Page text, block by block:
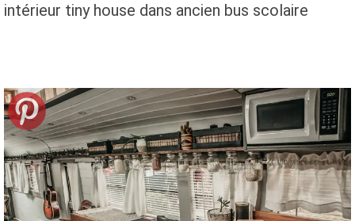
intérieur tiny house dans ancien bus scolaire